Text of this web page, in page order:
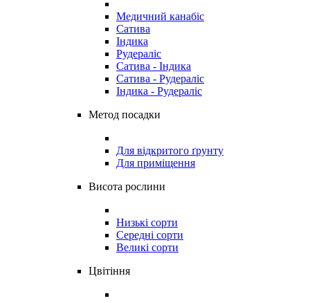
Медичний канабіс
Сатива
Індика
Рудераліс
Сатива - Індика
Сатива - Рудераліс
Індика - Рудераліс
Метод посадки
Для відкритого ґрунту
Для приміщення
Висота рослини
Низькі сорти
Середні сорти
Великі сорти
Цвітіння